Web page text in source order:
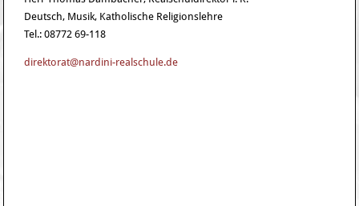
Deutsch, Musik, Katholische Religionslehre
Tel.: 08772 69-118
direktorat@nardini-realschule.de